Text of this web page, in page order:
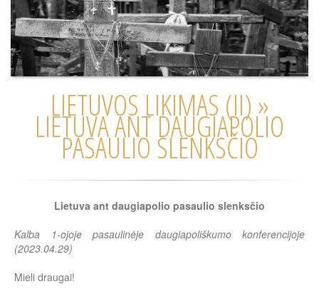
LIETUVOS LIKIMAS (II) »
LIETUVA ANT DAUGIAPOLIO
PASAULIO SLENKSČIO
Lietuva ant daugiapolio pasaulio slenksčio
Kalba 1-ojoje pasaulinėje daugiapoliškumo konferencijoje
(2023.04.29)
Mieli draugai!